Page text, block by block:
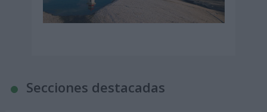
Secciones destacadas